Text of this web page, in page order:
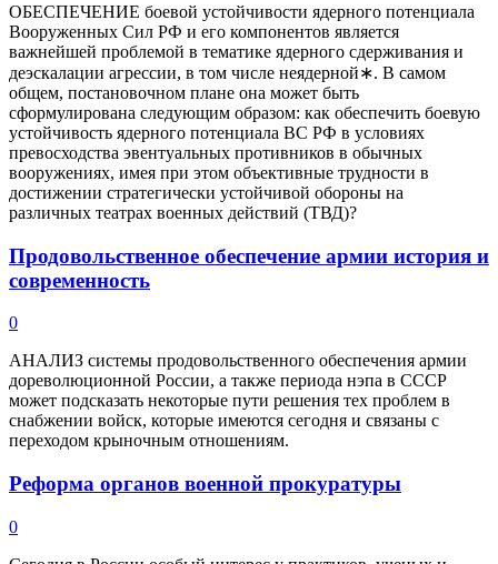
ОБЕСПЕЧЕНИЕ боевой устойчивости ядерного потенциала
Вооруженных Сил РФ и его компонентов является
важнейшей проблемой в тематике ядерного сдерживания и
деэскалации агрессии, в том числе неядерной∗. В самом
общем, постановочном плане она может быть
сформулирована следующим образом: как обеспечить боевую
устойчивость ядерного потенциала ВС РФ в условиях
превосходства эвентуальных противников в обычных
вооружениях, имея при этом объективные трудности в
достижении стратегически устойчивой обороны на
различных театрах военных действий (ТВД)?
Продовольственное обеспечение армии история и
современность
0
АНАЛИЗ системы продовольственного обеспечения армии
дореволюционной России, а также периода нэпа в СССР
может подсказать некоторые пути решения тех проблем в
снабжении войск, которые имеются сегодня и связаны с
переходом крыночным отношениям.
Реформа органов военной прокуратуры
0